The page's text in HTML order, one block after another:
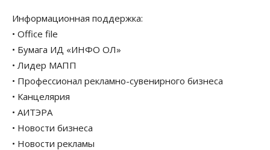
Информационная поддержка:
• Office file
• Бумага ИД «ИНФО ОЛ»
• Лидер МАПП
• Профессионал рекламно-сувенирного бизнеса
• Канцелярия
• АИТЭРА
• Новости бизнеса
• Новости рекламы